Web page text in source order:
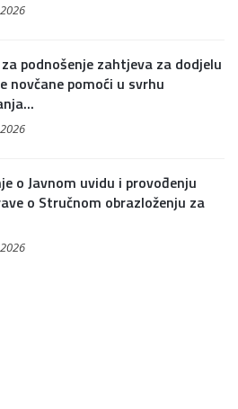
podnošenje zahtjeva za dodjelu
novčane pomoći u svrhu
o Javnom uvidu i provođenju
o Stručnom obrazloženju za